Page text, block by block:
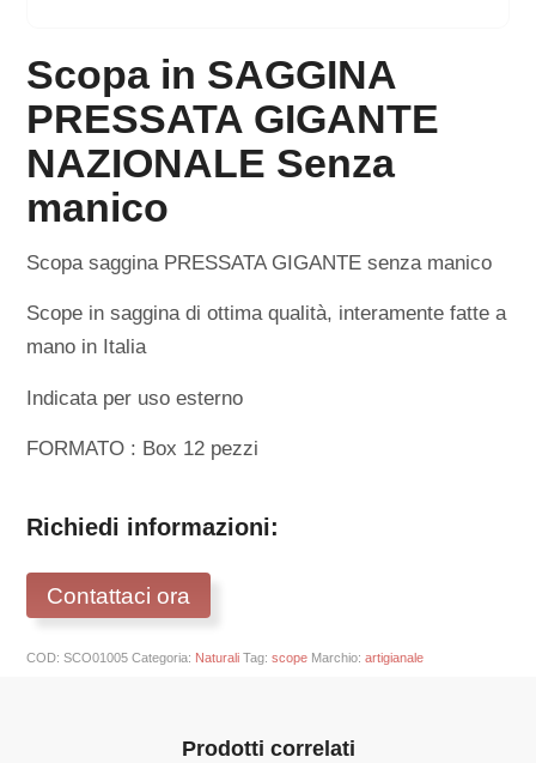
Scopa in SAGGINA
PRESSATA GIGANTE
NAZIONALE Senza
manico
Scopa saggina PRESSATA GIGANTE senza manico
Scope in saggina di ottima qualità, interamente fatte a
mano in Italia
Indicata per uso esterno
FORMATO : Box 12 pezzi
Richiedi informazioni:
Contattaci ora
COD:SCO01005 Categoria: Naturali Tag:scope Marchio:artigianale
Prodotti correlati